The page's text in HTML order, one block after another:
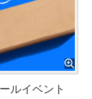
ルイベント